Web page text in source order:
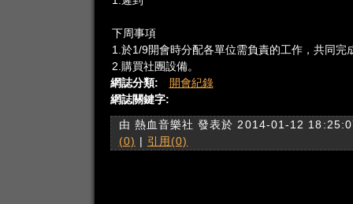
下周事項
1.於1/9開會時分配各單位需負責的工作，共同完
2.購買社團設備。
網誌分類:
開會紀錄
網誌關鍵字:
由 熱血音樂社 發表於 2014-01-12
(0) | 引用(0)